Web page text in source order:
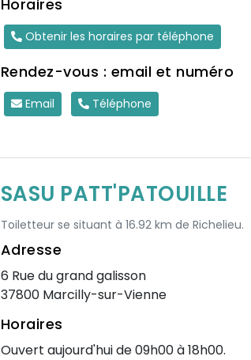
Horaires
Obtenir les horaires par téléphone
Rendez-vous : email et numéro
Email Téléphone
SASU PATT'PATOUILLE
Toiletteur se situant à 16.92 km de Richelieu.
Adresse
6 Rue du grand galisson
37800 Marcilly-sur-Vienne
Horaires
Ouvert aujourd'hui de 09h00 à 18h00.